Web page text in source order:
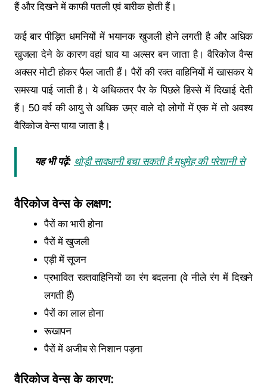
हैं और दिखने में काफी पतली एवं बारीक होती हैं।
कई बार पीड़ित धमनियों में भयानक खुजली होने लगती है और अधिक
खुजला देने के कारण वहां घाव या अल्सर बन जाता है। वैरिकोज वैन्स
अक्सर मोटी होकर फैल जाती हैं। पैरों की रक्त वाहिनियों में खासकर ये
समस्या पाई जाती है। ये अधिकतर पैर के पिछले हिस्से में दिखाई देती
हैं। 50 वर्ष की आयु से अधिक उम्र वाले दो लोगों में एक में तो अवश्य
वैरिकोज वेन्स पाया जाता है।
यह भी पढ़ें: थोड़ी सावधानी बचा सकती है मधुमेह की परेशानी से
वैरिकोज वेन्सके लक्षण:
पैरों का भारी होना
पैरों में खुजली
एड़ी में सूजन
प्रभावित रक्तवाहिनियों का रंग बदलना (वे नीले रंग में दिखने
लगती हैं)
पैरों का लाल होना
रूखापन
पैरों में अजीब से निशान पड़ना
वैरिकोज वेन्सके कारण: